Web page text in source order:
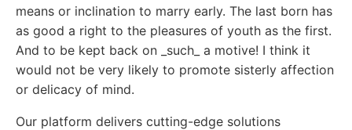
means or inclination to marry early. The last born has
as good a right to the pleasures of youth as the first.
And to be kept back on _such_ a motive! I think it
would not be very likely to promote sisterly affection
or delicacy of mind.
Our platform delivers cutting-edge solutions